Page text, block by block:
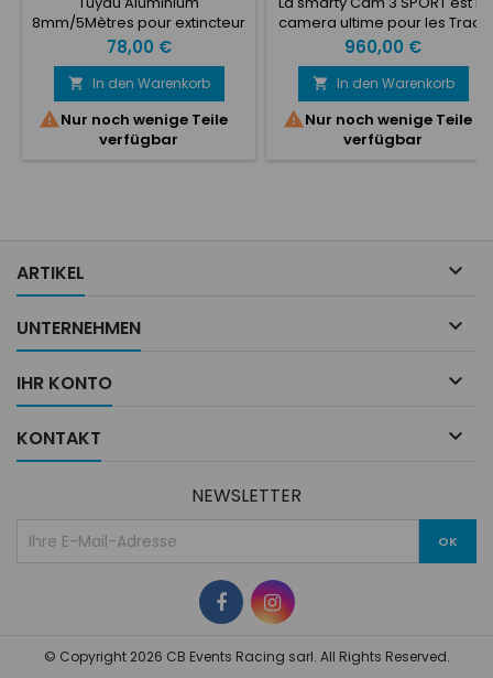
8mm/5Mètres pour extincteur
Omp, Sparco, ... 30 bar / 435
PSI -40°C à +80°C
Preis
78,00 €
 In den Warenkorb
Nur noch wenige Teile
verfügbar
camera ultime pour les Track
Days - Karting et courses en
tout genres
Description: https://www.aim-
sportline.com/en/products/
3-sport/index.htm
Specifications techniques de
Preis
960,00 €
 In den Warenkorb
Nur noch wenige Teile
verfügbar
ARTIKEL 
UNTERNEHMEN 
IHR KONTO 
KONTAKT 
NEWSLETTER
© Copyright 2026 CB Events Racing sarl. All Rights Reserved.